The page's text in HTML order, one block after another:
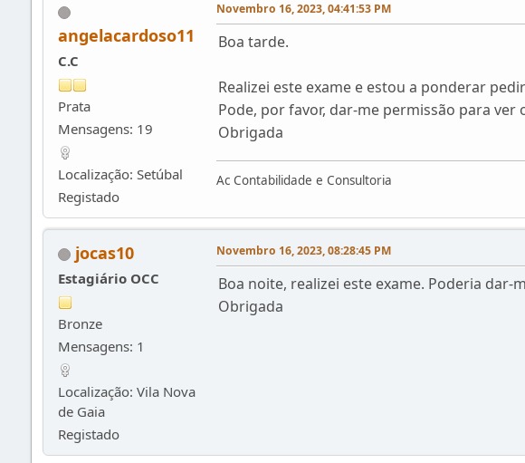
angelacardoso11
C.C
Prata
Mensagens: 19
Localização: Setúbal
Registado
Novembro 16, 2023, 04:41:53 PM
Boa tarde.
Realizei este exame e estou a ponderar
Pode, por favor, dar-me permissão para ver
Obrigada
Ac Contabilidade e Consultoria
jocas10
Estagiário OCC
Bronze
Mensagens: 1
Localização: Vila Nova
de Gaia
Registado
Novembro 16, 2023, 08:28:45 PM
Boa noite, realizei este exame. Poderia dar-
Obrigada